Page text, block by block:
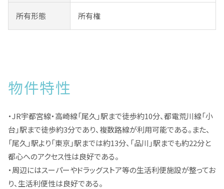
所有形態 所有権
物件特性
・JR宇都宮線・高崎線「尾久」駅まで徒歩約10分、都電荒川線「小
台」駅まで徒歩約3分であり、複数路線が利用可能である。また、
「尾久」駅より「東京」駅までは約13分、「品川」駅までも約22分と
都心へのアクセス性は良好である。
・周辺にはスーパーやドラッグストア等の生活利便施設が整ってお
り、生活利便性は良好である。